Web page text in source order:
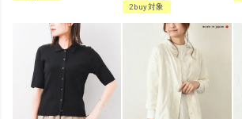
2buy対象